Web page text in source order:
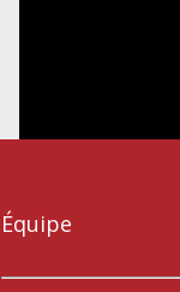
Équipe